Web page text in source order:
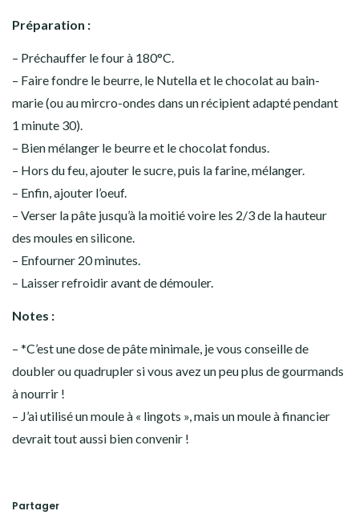
Préparation :
– Préchauffer le four à 180°C.
– Faire fondre le beurre, le Nutella et le chocolat au bain-
marie (ou au mircro-ondes dans un récipient adapté pendant
1 minute 30).
– Bien mélanger le beurre et le chocolat fondus.
– Hors du feu, ajouter le sucre, puis la farine, mélanger.
– Enfin, ajouter l’oeuf.
– Verser la pâte jusqu’à la moitié voire les 2/3 de la hauteur
des moules en silicone.
– Enfourner 20 minutes.
– Laisser refroidir avant de démouler.
Notes :
– *C’est une dose de pâte minimale, je vous conseille de
doubler ou quadrupler si vous avez un peu plus de gourmands
à nourrir !
– J’ai utilisé un moule à « lingots », mais un moule à financier
devrait tout aussi bien convenir !
Partager